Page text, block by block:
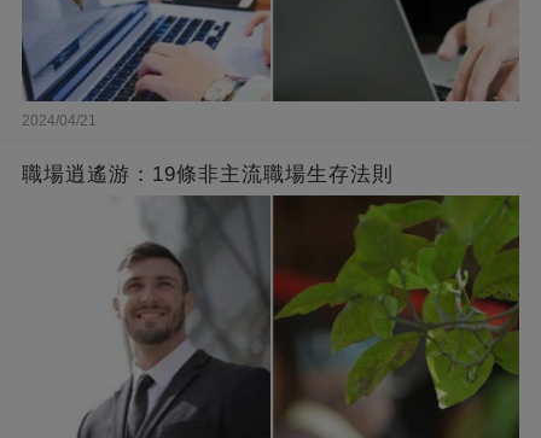
2024/04/21
職場逍遙游：19條非主流職場生存法則